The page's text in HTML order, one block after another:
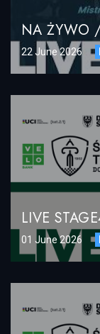
22 June 2026
01 June 2026